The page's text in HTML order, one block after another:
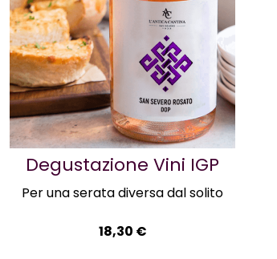
Degustazione Vini IGP
Per una serata diversa dal solito
18,30 €